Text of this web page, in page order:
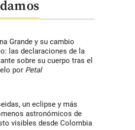
Grande y su cambio
las declaraciones de la
sobre su cuerpo tras el
por Petal
un eclipse y más
astronómicos de
visibles desde Colombia